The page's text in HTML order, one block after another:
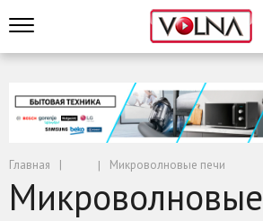
Главная Микроволновые печи